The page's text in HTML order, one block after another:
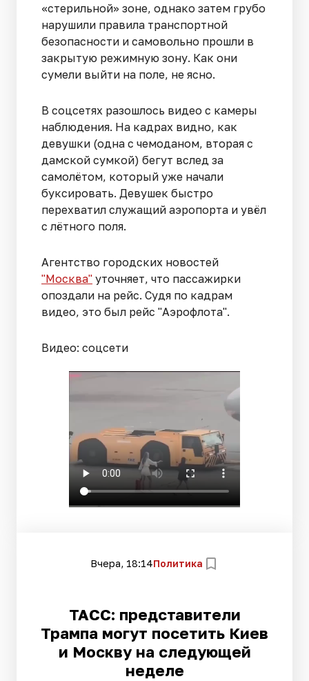
«стерильной» зоне, однако затем грубо
нарушили правила транспортной
безопасности и самовольно прошли в
закрытую режимную зону. Как они
сумели выйти на поле, не ясно.
В соцсетях разошлось видео с камеры
наблюдения. На кадрах видно, как
девушки (одна с чемоданом, вторая с
дамской сумкой) бегут вслед за
самолётом, который уже начали
буксировать. Девушек быстро
перехватил служащий аэропорта и увёл
с лётного поля.
Агентство городских новостей
"Москва" уточняет, что пассажирки
опоздали на рейс. Судя по кадрам
видео, это был рейс "Аэрофлота".
Видео: соцсети
Вчера, 18:14Политика
ТАСС: представители
Трампа могут посетить Киев
и Москву на следующей
неделе